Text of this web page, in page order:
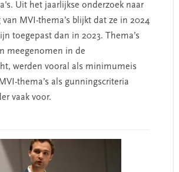
Uit het jaarlijkse onderzoek naar
MVI-thema’s blijkt dat ze in 2024
toegepast dan in 2023. Thema’s
meegenomen in de
werden vooral als minimumeis
thema’s als gunningscriteria
vaak voor.